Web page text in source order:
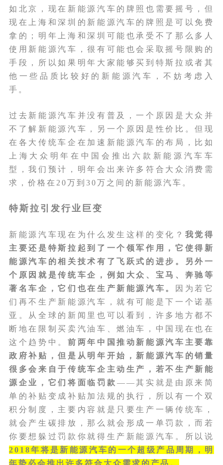
如北京，现在新能源汽车的牌照也需要摇号，但
现在上海和深圳的新能源汽车的牌照是可以免费
拿的；明年上海和深圳可能也承受不了那么多人
使用新能源汽车，很有可能也会采取摇号限购的
手段，所以如果明年大家能够买到特斯拉或者其
他一些品质比较好的新能源汽车，不妨考虑入
手。
过去新能源汽车并没有普及，一个原因是大众并
不了解新能源汽车，另一个原因是性价比。但现
在各大传统车企在加速新能源汽车的布局，比如
上海大众明年在中国会推出六款新能源汽车车
型，我们预计，明年会出来许多符合大众消费需
求，价格在20万到30万之间的新能源汽车。
特斯拉引发行业巨变
新能源汽车现在为什么发生这样的变化？ 我觉得
主要还是特斯拉起到了一个领军作用，它使得新
能源汽车的相关技术有了飞跃式的进步。另外一
个原因就是传统车企，例如大众、宝马、奔驰等
著名车企，它们也在生产新能源汽车。
因为若它
们再不生产新能源汽车，就有可能是下一个诺基
亚。从全球的新闻里也可以看到，许多地方都不
断地在限制买卖汽油车、燃油车，中国现在也在
这个趋势中。 前两年中国推动新能源汽车主要靠
政府补贴，但是从明年开始，新能源汽车的销量
很多会来自于传统车企主动生产，若不生产新能
源企业，它们将面临罚款 ——其实就是由原来简
单的补贴变成补贴加法规的执行，所以有一个双
积分制度，主要内容就是只要生产一辆传统车，
就会产生碳排放，那么就会形成一单罚款，而若
你要想躲过罚款你就得生产新能源汽车。所以说
2018年将是新能源汽车的一个超级产品周期，明
年势必会推出许多符合大众需求的产品。